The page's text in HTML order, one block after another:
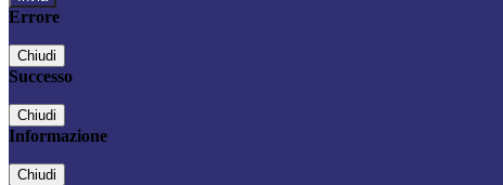
Errore
Chiudi
Successo
Chiudi
Informazione
Chiudi